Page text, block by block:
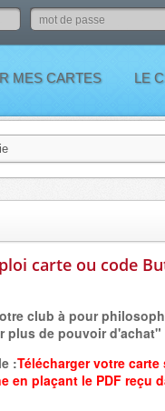
MES CARTES LE
carte ou code
club à pour
plus de pouvoir d'achat"
:Télécharger votre carte
en plaçant le PDF reçu